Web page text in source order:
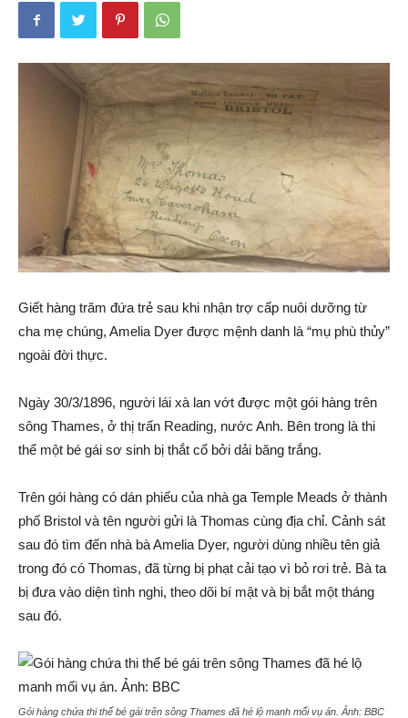
Giết hàng trăm đứa trẻ sau khi nhận trợ cấp nuôi dưỡng từ
cha mẹ chúng, Amelia Dyer được mệnh danh là “mụ phù thủy”
ngoài đời thực.
Ngày 30/3/1896, người lái xà lan vớt được một gói hàng trên
sông Thames, ở thị trấn Reading, nước Anh. Bên trong là thi
thể một bé gái sơ sinh bị thắt cổ bởi dải băng trắng.
Trên gói hàng có dán phiếu của nhà ga Temple Meads ở thành
phố Bristol và tên người gửi là Thomas cùng địa chỉ. Cảnh sát
sau đó tìm đến nhà bà Amelia Dyer, người dùng nhiều tên giả
trong đó có Thomas, đã từng bị phạt cải tạo vì bỏ rơi trẻ. Bà ta
bị đưa vào diện tình nghi, theo dõi bí mật và bị bắt một tháng
sau đó.
Gói hàng chứa thi thể bé gái trên sông Thames đã hé lộ manh mối vụ án. Ảnh: BBC